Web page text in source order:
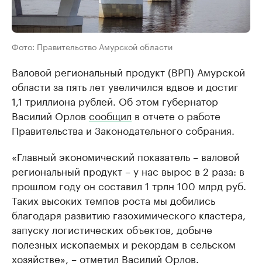
Фото: Правительство Амурской области
Валовой региональный продукт (ВРП) Амурской
области за пять лет увеличился вдвое и достиг
1,1 триллиона рублей. Об этом губернатор
Василий Орлов сообщил в отчете о работе
Правительства и Законодательного собрания.
«Главный экономический показатель – валовой
региональный продукт – у нас вырос в 2 раза: в
прошлом году он составил 1 трлн 100 млрд руб.
Таких высоких темпов роста мы добились
благодаря развитию газохимического кластера,
запуску логистических объектов, добыче
полезных ископаемых и рекордам в сельском
хозяйстве», – отметил Василий Орлов.